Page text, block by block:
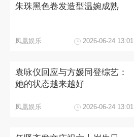
朱珠黑色卷发造型温婉成熟
凤凰娱乐 2026-06-24 13:01
袁咏仪回应与方媛同登综艺：
她的状态越来越好
凤凰娱乐 2026-06-24 13:01